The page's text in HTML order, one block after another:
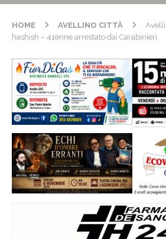
HOME AVELLINO CITTÀ
hashish – 41enne arrestato dai Carabinieri